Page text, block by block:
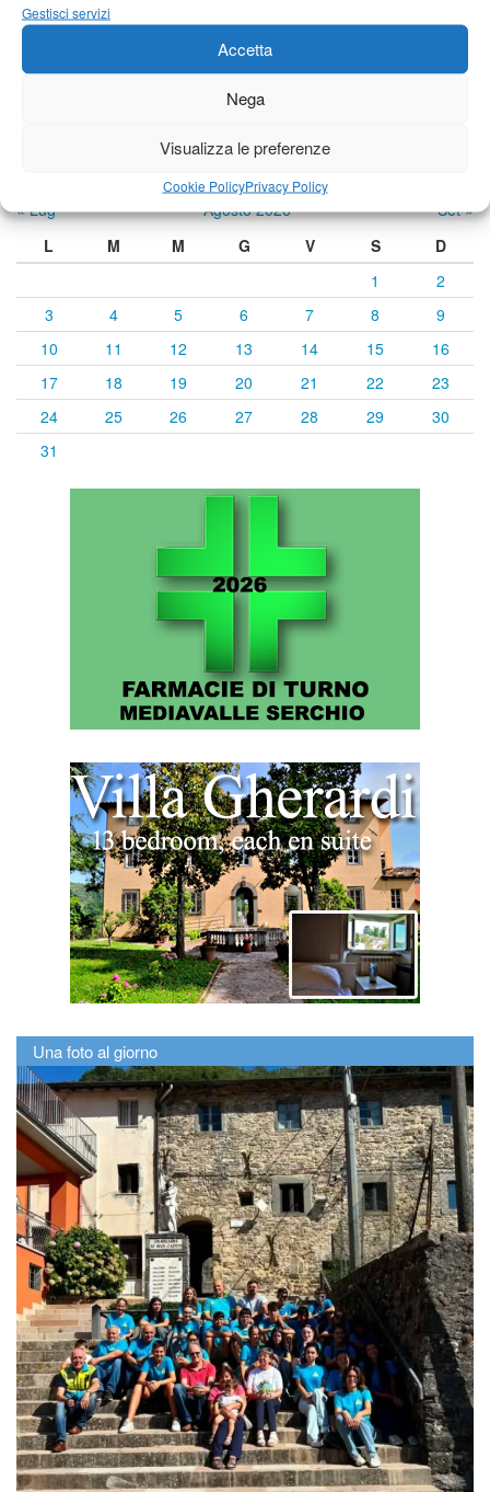
Gestisci servizi
Accetta
Nega
Visualizza le preferenze
Cookie PolicyPrivacy Policy
Previsioni a cura di:
Calendario eventi
« Lug Agosto 2026
Set »
L
M M G V S
D
1
2
3
4 5 6 7 8
9
10
11 12 13 14 15
16
17
18 19 20 21 22
23
24
25 26 27 28 29
30
31
Una foto al giorno